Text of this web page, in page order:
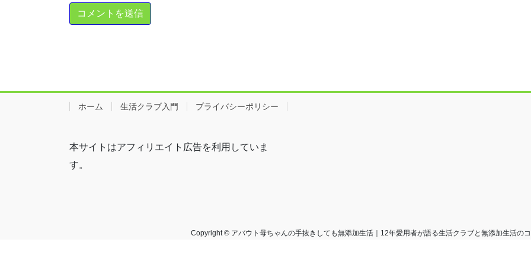
ホーム 生活クラブ入門 プライバシーポリシー
本サイトはアフィリエイト広告を利用していま
す。
Copyright © アバウト母ちゃんの手抜きしても無添加生活｜12年愛用者が語る生活クラブと無添加生活の